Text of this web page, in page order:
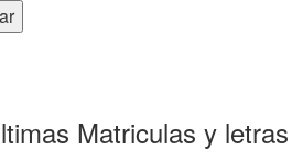
Matriculas y